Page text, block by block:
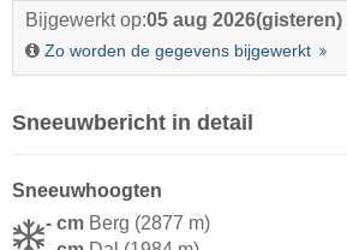
Bijgewerkt op:05 aug 2026(gisteren)
Zo worden de gegevens bijgewerkt
Sneeuwbericht in detail
Sneeuwhoogten
- cm Berg (2877 m)